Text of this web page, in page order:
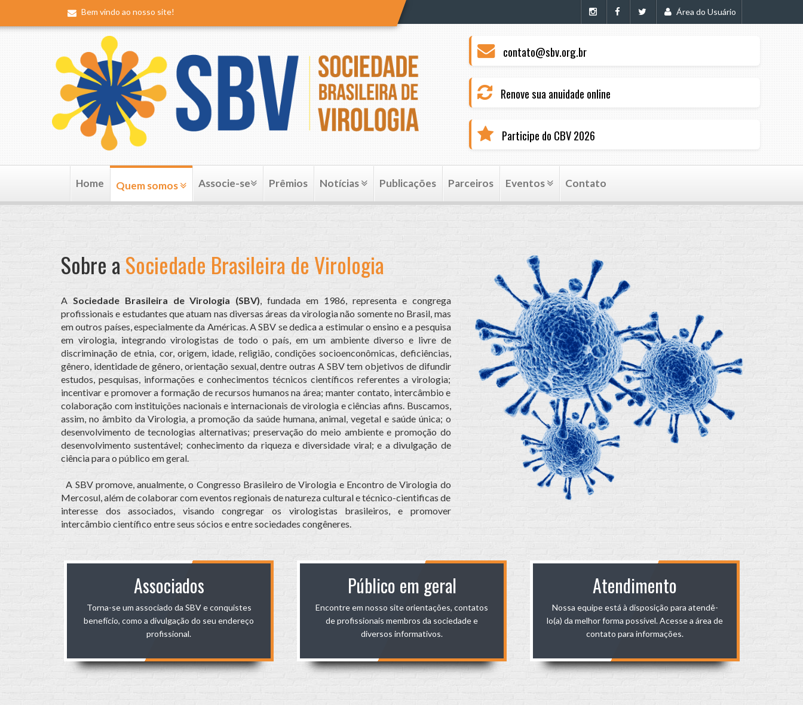
Bem vindo ao nosso site! Área do Usuário
contato@sbv.org.br
Renove sua anuidade online
Participe do CBV 2026
Home Quem somos Associe-se Prêmios Notícias Publicações Parceiros Eventos Contato
Sobre aSociedade Brasileira de Virologia
A Sociedade Brasileira de Virologia (SBV), fundada em 1986, representa e congrega
profissionais e estudantes que atuam nas diversas áreas da virologia não somente no Brasil, mas
em outros países, especialmente da Américas. A SBV se dedica a estimular o ensino e a pesquisa
em virologia, integrando virologistas de todo o país, em um ambiente diverso e livre de
discriminação de etnia, cor, origem, idade, religião, condições socioenconômicas, deficiências,
gênero, identidade de gênero, orientação sexual, dentre outras A SBV tem objetivos de difundir
estudos, pesquisas, informações e conhecimentos técnicos científicos referentes a virologia;
incentivar e promover a formação de recursos humanos na área; manter contato, intercâmbio e
colaboração com instituições nacionais e internacionais de virologia e ciências afins. Buscamos,
assim, no âmbito da Virologia, a promoção da saúde humana, animal, vegetal e saúde única; o
desenvolvimento de tecnologias alternativas; preservação do meio ambiente e promoção do
desenvolvimento sustentável; conhecimento da riqueza e diversidade viral; e a divulgação de
ciência para o público em geral.
A SBV promove, anualmente, o Congresso Brasileiro de Virologia e Encontro de Virologia do
Mercosul, além de colaborar com eventos regionais de natureza cultural e técnico-cientificas de
interesse dos associados, visando congregar os virologistas brasileiros, e promover
intercâmbio científico entre seus sócios e entre sociedades congêneres.
Associados
Torna-se um associado da SBV e conquistes
benefício, como a divulgação do seu endereço
profissional.
Público em geral
Encontre em nosso site orientações, contatos
de profissionais membros da sociedade e
diversos informativos.
Atendimento
Nossa equipe está à disposição para atendê-
lo(a) da melhor forma possível. Acesse a área de
contato para informações.